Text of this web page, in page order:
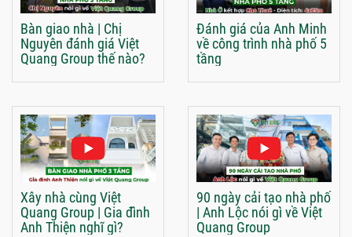
Bàn giao nhà | Chị
Nguyên đánh giá Việt
Quang Group thế nào?
Đánh giá của Anh Minh
về công trình nhà phố 5
tầng
Xây nhà cùng Việt
Quang Group | Gia đình
Anh Thiện nghĩ gì?
90 ngày cải tạo nhà phố
| Anh Lộc nói gì về Việt
Quang Group